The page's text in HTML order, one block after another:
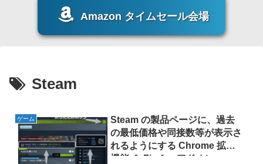
Amazon タイムセール会場
Steam
ゲーム
Steam の製品ページに、過去
の最低価格や同接数等が表示さ
れるようにする Chrome 拡張
機能 ＆ Firefox アドオン